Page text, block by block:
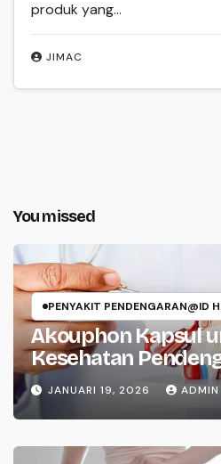
JIMAC
produk yang…
You missed
PENYAKIT PENDENGARAN@ID
Akouphon Kapsul
Kesehatan
JANUARI 19, 2026 ADMIN